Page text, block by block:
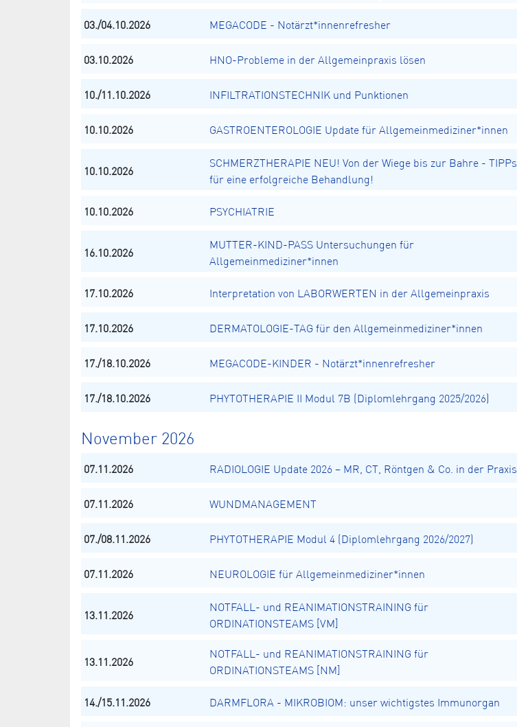
03./04.10.2026 MEGACODE - Notärzt*innenrefresher
03.10.2026 HNO-Probleme in der Allgemeinpraxis lösen
10./11.10.2026 INFILTRATIONSTECHNIK und Punktionen
10.10.2026 GASTROENTEROLOGIE Update für Allgemeinmediziner*innen
10.10.2026
SCHMERZTHERAPIE NEU! Von der Wiege bis zur Bahre - TIPPs
für eine erfolgreiche Behandlung!
10.10.2026 PSYCHIATRIE
16.10.2026
MUTTER-KIND-PASS Untersuchungen für
Allgemeinmediziner*innen
17.10.2026 Interpretation von LABORWERTEN in der Allgemeinpraxis
17.10.2026 DERMATOLOGIE-TAG für den Allgemeinmediziner*innen
17./18.10.2026 MEGACODE-KINDER - Notärzt*innenrefresher
17./18.10.2026 PHYTOTHERAPIE II Modul 7B (Diplomlehrgang 2025/2026)
November 2026
07.11.2026 RADIOLOGIE Update 2026 – MR, CT, Röntgen & Co. in der Praxis
07.11.2026 WUNDMANAGEMENT
07./08.11.2026 PHYTOTHERAPIE Modul 4 (Diplomlehrgang 2026/2027)
07.11.2026 NEUROLOGIE für Allgemeinmediziner*innen
13.11.2026
NOTFALL- und REANIMATIONSTRAINING für
ORDINATIONSTEAMS [VM]
13.11.2026
NOTFALL- und REANIMATIONSTRAINING für
ORDINATIONSTEAMS [NM]
14./15.11.2026 DARMFLORA - MIKROBIOM: unser wichtigstes Immunorgan